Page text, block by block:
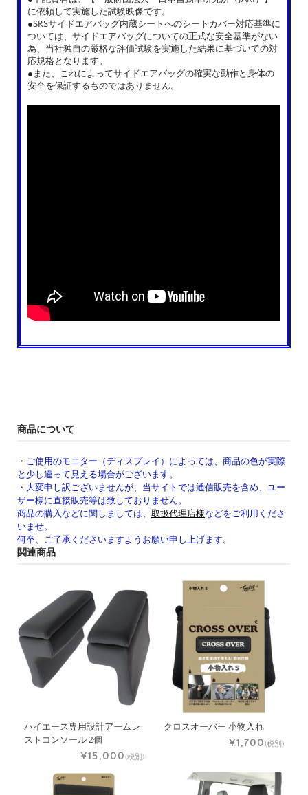
に依頼して実施した試験映像です。
●SRSサイドエアバッグ内蔵シートへのシートカバー対応基準に
ついては、サイドエアバッグについての正式な安全基準がない
為、当社独自の厳格な評価試験を実施した結果に基づいての対
応規格となります。
●また、これによってサイドエアバッグの確実な動作と身体の
安全を保証するものではありません。
商品について
・ご使用のモニター（ディスプレイ）によっては、商品の色が実際
と少し違って見える場合がございます。
・大変申し訳ございませんが、当サイトでは通信販売を含め、ユー
ザー様に直接販売等は致しておりません。
商品の購入などに関しましては、 取扱代理店様などをご利用くださ
いませ。
何卒、ご了承くださいますようお願い申し上げます。
関連商品
ハイエース専用設計アームレ
ストコンソール 2個
¥15,000(税別)
クロスオーバー 小物入れ
¥1,700(税別)